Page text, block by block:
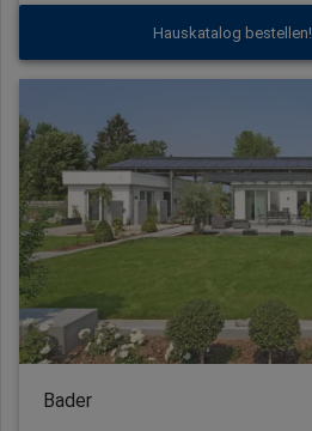
Hauskatalog bestellen!
Bader